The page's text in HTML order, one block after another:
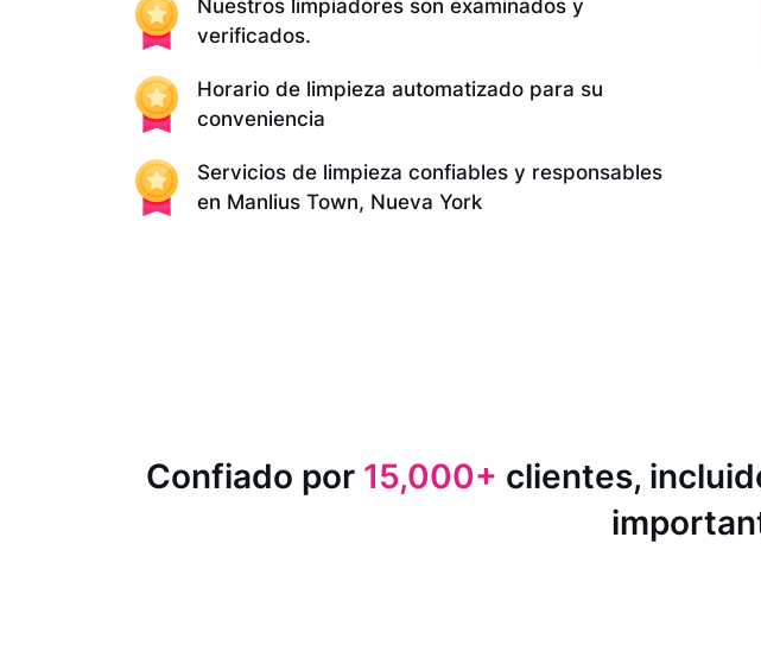
Nuestros limpiadores son examinados y
verificados.
Horario de limpieza automatizado para su
conveniencia
Servicios de limpieza confiables y responsables
en Manlius Town, Nueva York
Confiado por 15,000+ clientes,